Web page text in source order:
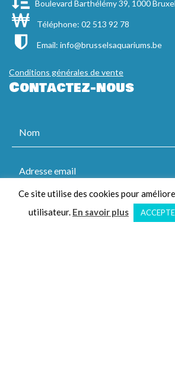
Boulevard Barthélémy 39, 1000
Téléphone: 02 513 92 78
Email: info@brusselsaquariums.be
Conditions générales de vente
Contactez-nous
Ce site utilise des cookies pour
utilisateur. En savoir plus